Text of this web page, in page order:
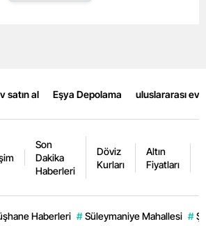
Niğde
Ordu
Rize
Sakarya
satın al Eşya Depolama uluslararası
Son
Dakika
Haberleri
Döviz
Kurları
Altın
Fiyatları
Haberleri # Süleymaniye Mahallesi #